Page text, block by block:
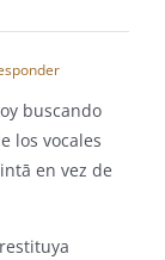
buscando
los vocales
en vez de